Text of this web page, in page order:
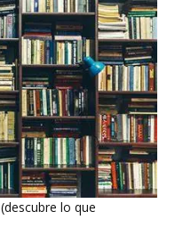
(descubre lo que